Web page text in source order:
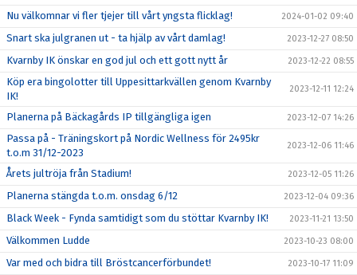
Nu välkomnar vi fler tjejer till vårt yngsta flicklag! 2024-01-02 09:40
Snart ska julgranen ut - ta hjälp av vårt damlag! 2023-12-27 08:50
Kvarnby IK önskar en god jul och ett gott nytt år 2023-12-22 08:55
Köp era bingolotter till Uppesittarkvällen genom Kvarnby
IK!
2023-12-11 12:24
Planerna på Bäckagårds IP tillgängliga igen 2023-12-07 14:26
Passa på - Träningskort på Nordic Wellness för 2495kr
t.o.m 31/12-2023
2023-12-06 11:46
Årets jultröja från Stadium! 2023-12-05 11:26
Planerna stängda t.o.m. onsdag 6/12 2023-12-04 09:36
Black Week - Fynda samtidigt som du stöttar Kvarnby IK! 2023-11-21 13:50
Välkommen Ludde 2023-10-23 08:00
Var med och bidra till Bröstcancerförbundet! 2023-10-17 11:09